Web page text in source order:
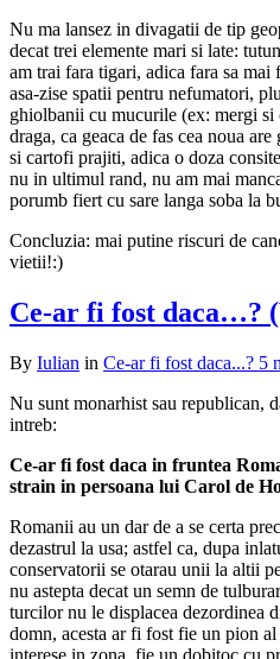
Nu ma lansez in divagatii de tip
decat trei elemente mari si late:
am trai fara tigari, adica fara sa
asa-zise spatii pentru nefumatori,
ghiolbanii cu mucurile (ex: mergi si
draga, ca geaca de fas cea noua
si cartofi prajiti, adica o doza
nu in ultimul rand, nu am mai
porumb fiert cu sare langa soba la
Concluzia: mai putine riscuri de
vietii!:)
Ce-ar fi fost daca…?
By Iulian in Ce-ar fi fost daca...? 5
Nu sunt monarhist sau republican,
intreb:
Ce-ar fi fost daca in fruntea
strain in persoana lui Carol de
Romanii au un dar de a se certa
dezastrul la usa; astfel ca, dupa
conservatorii se otarau unii la altii
nu astepta decat un semn de
turcilor nu le displacea dezordinea
domn, acesta ar fi fost fie un pion
interese in zona, fie un dobitoc cu